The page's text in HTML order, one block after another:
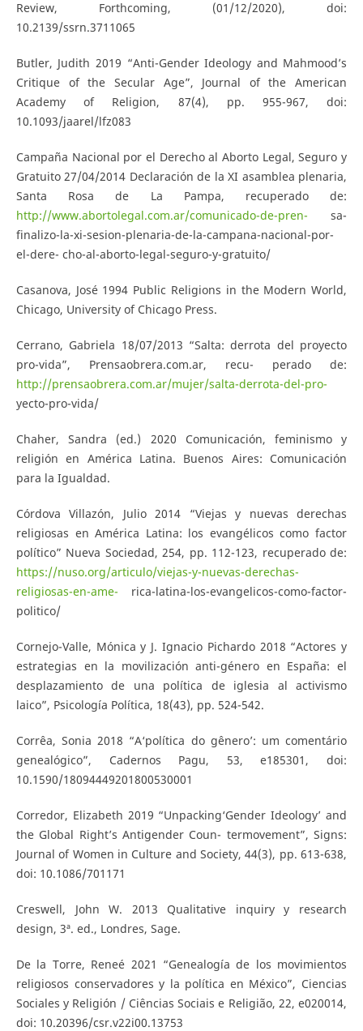
Review, Forthcoming, (01/12/2020), doi:
10.2139/ssrn.3711065
Butler, Judith 2019 “Anti-Gender Ideology and Mahmood’s
Critique of the Secular Age”, Journal of the American
Academy of Religion, 87(4), pp. 955-967, doi:
10.1093/jaarel/lfz083
Campaña Nacional por el Derecho al Aborto Legal, Seguro y
Gratuito 27/04/2014 Declaración de la XI asamblea plenaria,
Santa Rosa de La Pampa, recuperado de:
http://www.abortolegal.com.ar/comunicado-de-pren- sa-
finalizo-la-xi-sesion-plenaria-de-la-campana-nacional-por-
el-dere- cho-al-aborto-legal-seguro-y-gratuito/
Casanova, José 1994 Public Religions in the Modern World,
Chicago, University of Chicago Press.
Cerrano, Gabriela 18/07/2013 “Salta: derrota del proyecto
pro-vida”, Prensaobrera.com.ar, recu- perado de:
http://prensaobrera.com.ar/mujer/salta-derrota-del-pro-
yecto-pro-vida/
Chaher, Sandra (ed.) 2020 Comunicación, feminismo y
religión en América Latina. Buenos Aires: Comunicación
para la Igualdad.
Córdova Villazón, Julio 2014 “Viejas y nuevas derechas
religiosas en América Latina: los evangélicos como factor
político” Nueva Sociedad, 254, pp. 112-123, recuperado de:
https://nuso.org/articulo/viejas-y-nuevas-derechas-
religiosas-en-ame- rica-latina-los-evangelicos-como-factor-
politico/
Cornejo-Valle, Mónica y J. Ignacio Pichardo 2018 “Actores y
estrategias en la movilización anti-género en España: el
desplazamiento de una política de iglesia al activismo
laico”, Psicología Política, 18(43), pp. 524-542.
Corrêa, Sonia 2018 “A‘política do gênero’: um comentário
genealógico”, Cadernos Pagu, 53, e185301, doi:
10.1590/18094449201800530001
Corredor, Elizabeth 2019 “Unpacking‘Gender Ideology’ and
the Global Right’s Antigender Coun- termovement”, Signs:
Journal of Women in Culture and Society, 44(3), pp. 613-638,
doi: 10.1086/701171
Creswell, John W. 2013 Qualitative inquiry y research
design, 3ª. ed., Londres, Sage.
De la Torre, Reneé 2021 “Genealogía de los movimientos
religiosos conservadores y la política en México”, Ciencias
Sociales y Religión / Ciências Sociais e Religião, 22, e020014,
doi: 10.20396/csr.v22i00.13753